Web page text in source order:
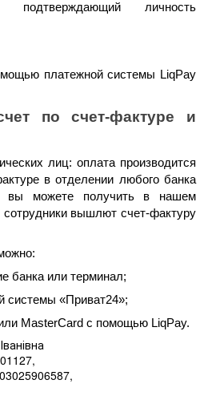
подтверждающий личность
платежной системы LiqPay
по счет-фактуре и
лиц: оплата производится
в отделении любого банка
вы можете получить в нашем
сотрудники вышлют счет-фактуру
банка или терминал;
«Приват24»;
MasterCard с помощью LiqPay.